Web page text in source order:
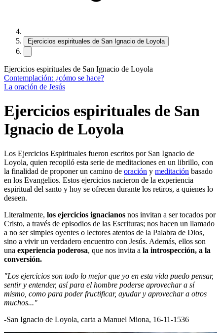
Ejercicios espirituales de San Ignacio de Loyola
Ejercicios espirituales de San Ignacio de Loyola
Contemplación: ¿cómo se hace?
La oración de Jesús
Ejercicios espirituales de San
Ignacio de Loyola
Los Ejercicios Espirituales fueron escritos por San Ignacio de
Loyola, quien recopiló esta serie de meditaciones en un librillo, con
la finalidad de proponer un camino de oración y meditación basado
en los Evangelios. Estos ejercicios nacieron de la experiencia
espiritual del santo y hoy se ofrecen durante los retiros, a quienes lo
deseen.
Literalmente, los ejercicios ignacianos nos invitan a ser tocados por
Cristo, a través de episodios de las Escrituras; nos hacen un llamado
a no ser simples oyentes o lectores atentos de la Palabra de Dios,
sino a vivir un verdadero encuentro con Jesús. Además, ellos son
una experiencia poderosa, que nos invita a la introspección, a la
conversión.
"Los ejercicios son todo lo mejor que yo en esta vida puedo pensar,
sentir y entender, así para el hombre poderse aprovechar a sí
mismo, como para poder fructificar, ayudar y aprovechar a otros
muchos..."
-San Ignacio de Loyola, carta a Manuel Miona, 16-11-1536